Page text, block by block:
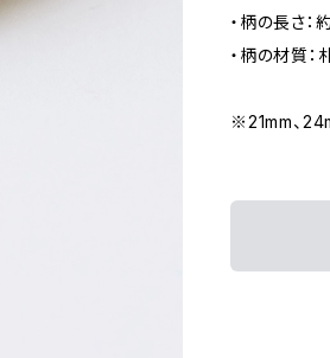
・柄の長さ：
・柄の材質：
※21mm、